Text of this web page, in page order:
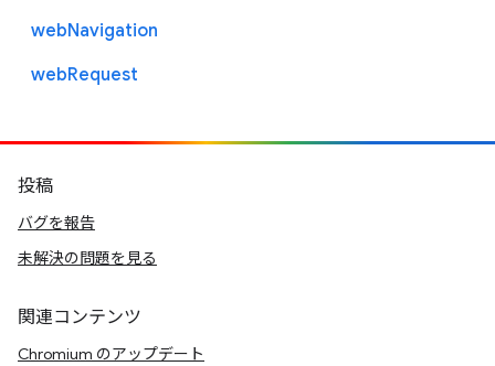
webNavigation
webRequest
投稿
バグを報告
未解決の問題を見る
関連コンテンツ
Chromium のアップデート